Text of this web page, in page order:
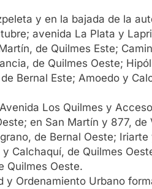
y en la bajada de la
avenida La Plata y
de Quilmes Este;
de Quilmes Oeste;
Bernal Este; Amoedo y
Los Quilmes y
en San Martín y 877,
de Bernal Oeste;
Calchaquí, de Quilmes
Quilmes Oeste.
Ordenamiento Urbano